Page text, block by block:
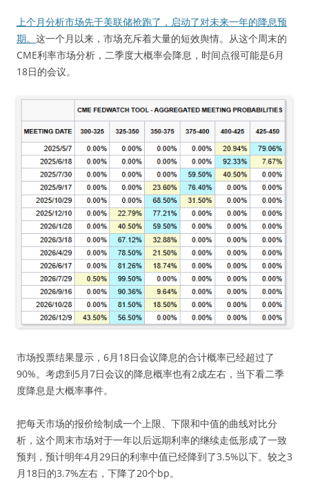
上个月分析市场先于美联储抢跑了，启动了对未来一年的降息预
期。 这一个月以来，市场充斥着大量的短效舆情。从这个周末的
CME利率市场分析，二季度大概率会降息，时间点很可能是6月
18日的会议。
市场投票结果显示，6月18日会议降息的合计概率已经超过了
90%。考虑到5月7日会议的降息概率也有2成左右，当下看二季
度降息是大概率事件。
把每天市场的报价绘制成一个上限、下限和中值的曲线对比分
析，这个周末市场对于一年以后远期利率的继续走低形成了一致
预判，预计明年4月29日的利率中值已经降到了3.5%以下。较之3
月18日的3.7%左右，下降了20个bp。